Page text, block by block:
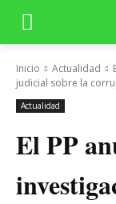
Inicio Actualidad
judicial sobre la
Actualidad
El PP